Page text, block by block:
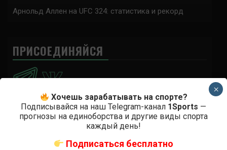
Арнольд Аллен на UFC 324: статистика и рекорд
ПРИСОЕДИНЯЙСЯ
АнонимнокДоминик Круз — Деметриус Джонсон
Хочешь зарабатывать на спорте?
Подписывайся на наш Telegram-канал 1Sports —
прогнозы на единоборства и другие виды спорта
каждый день!
Подписаться бесплатно
×